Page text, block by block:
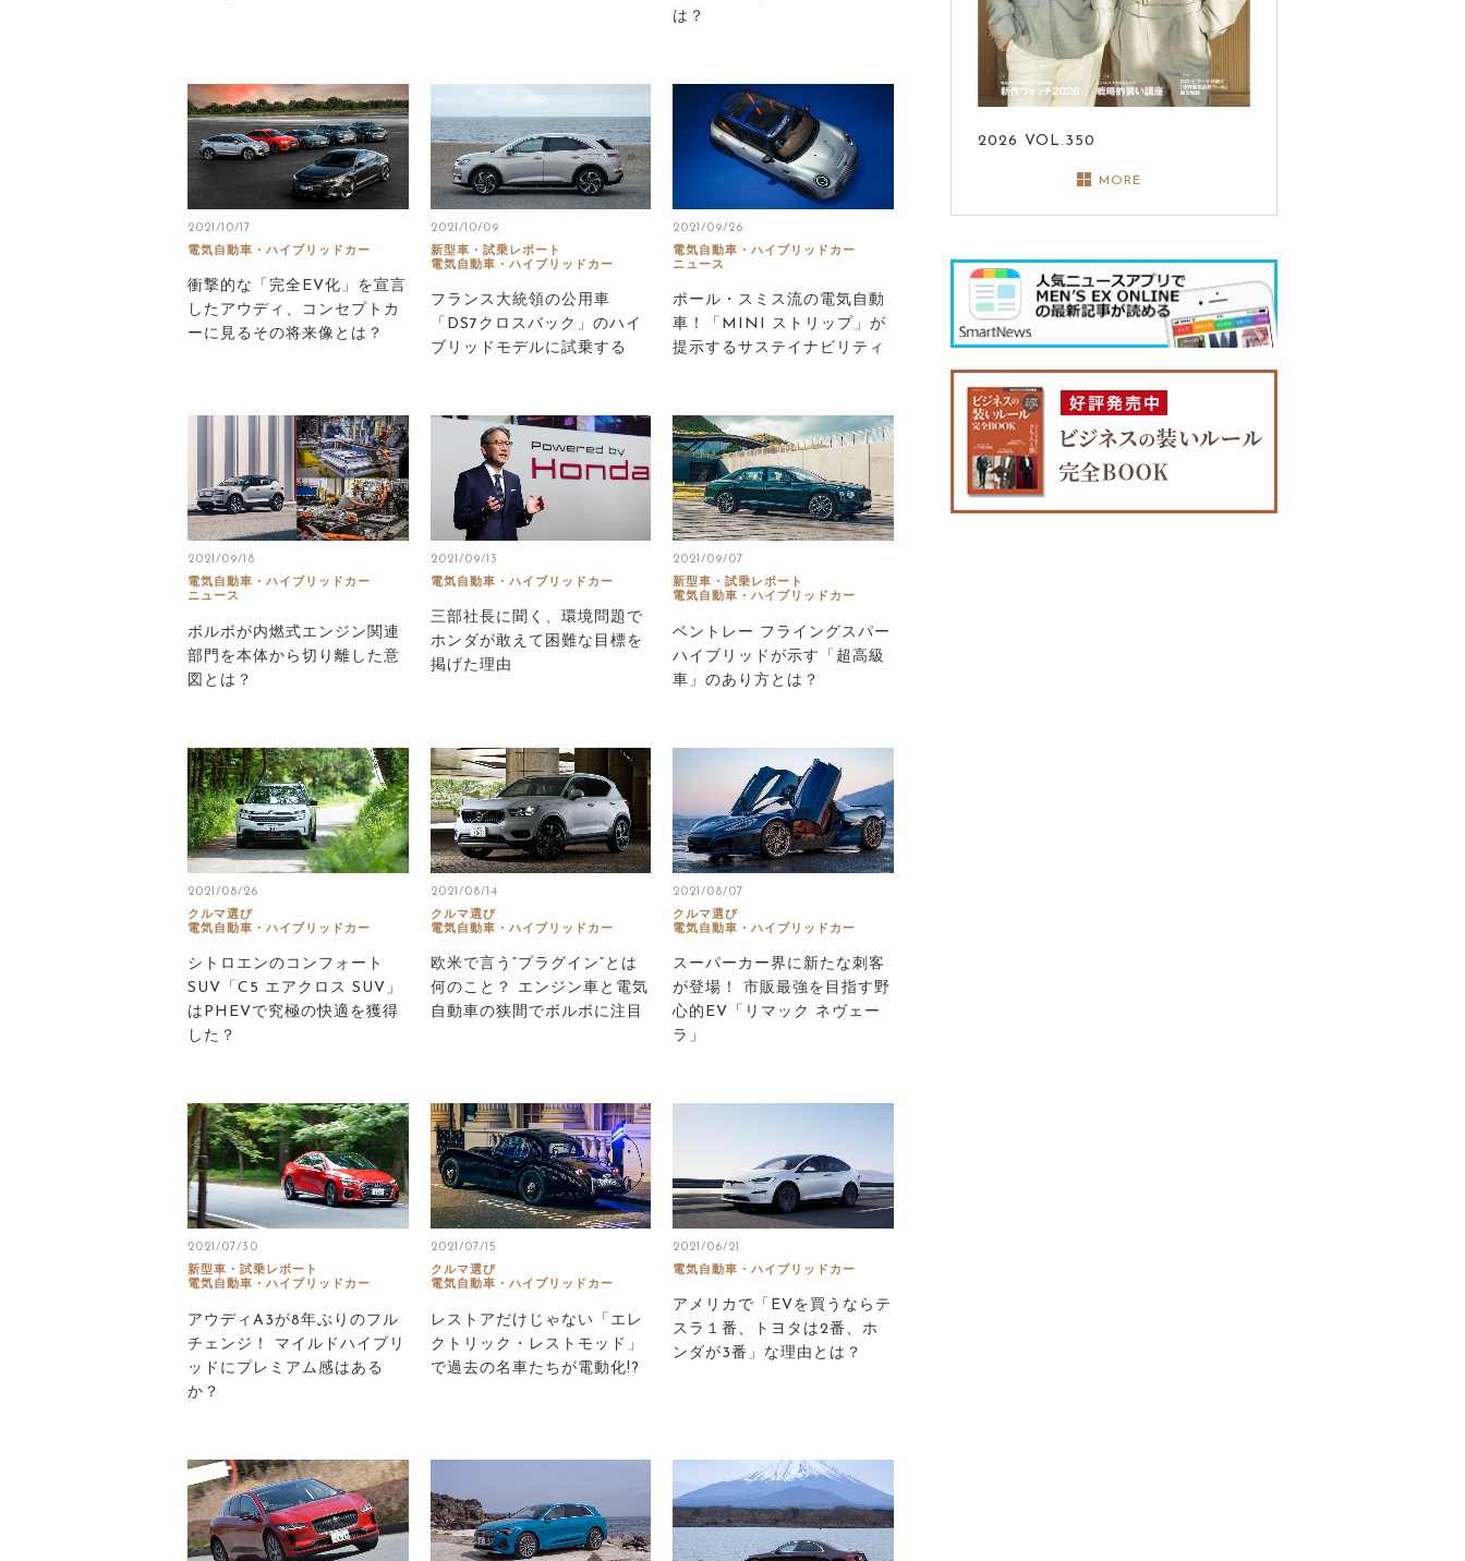
は？
2021/10/17
電気自動車・ハイブリッドカー
衝撃的な「完全EV化」を宣言
したアウディ、コンセプトカ
ーに見るその将来像とは？
2021/10/09
新型車・試乗レポート
電気自動車・ハイブリッドカー
フランス大統領の公用車
「DS7クロスバック」のハイ
ブリッドモデルに試乗する
2021/09/26
電気自動車・ハイブリッドカー
ニュース
ポール・スミス流の電気自動
車！「MINI ストリップ」が
提示するサステイナビリティ
2021/09/18
電気自動車・ハイブリッドカー
ニュース
ボルボが内燃式エンジン関連
部門を本体から切り離した意
図とは？
2021/09/13
電気自動車・ハイブリッドカー
三部社長に聞く、環境問題で
ホンダが敢えて困難な目標を
掲げた理由
2021/09/07
新型車・試乗レポート
電気自動車・ハイブリッドカー
ベントレー フライングスパー
ハイブリッドが示す「超高級
車」のあり方とは？
2021/08/26
クルマ選び
電気自動車・ハイブリッドカー
シトロエンのコンフォート
SUV「C5 エアクロス SUV」
はPHEVで究極の快適を獲得
した？
2021/08/14
クルマ選び
電気自動車・ハイブリッドカー
欧米で言う“プラグイン”とは
何のこと？ エンジン車と電気
自動車の狭間でボルボに注目
2021/08/07
クルマ選び
電気自動車・ハイブリッドカー
スーパーカー界に新たな刺客
が登場！ 市販最強を目指す野
心的EV「リマック ネヴェー
ラ」
2021/07/30
新型車・試乗レポート
電気自動車・ハイブリッドカー
アウディA3が8年ぶりのフル
チェンジ！ マイルドハイブリ
ッドにプレミアム感はある
か？
2021/07/15
クルマ選び
電気自動車・ハイブリッドカー
レストアだけじゃない「エレ
クトリック・レストモッド」
で過去の名車たちが電動化!?
2021/06/21
電気自動車・ハイブリッドカー
アメリカで「EVを買うならテ
スラ１番、トヨタは2番、ホ
ンダが3番」な理由とは？
2026 VOL.350
MORE